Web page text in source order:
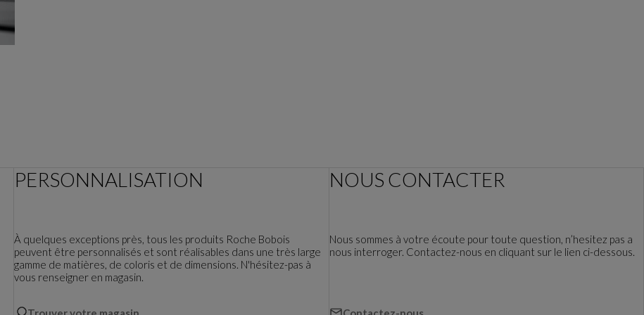
PERSONNALISATION
À quelques exceptions près, tous les produits Roche Bobois
peuvent être personnalisés et sont réalisables dans une très large
gamme de matières, de coloris et de dimensions. N'hésitez-pas à
vous renseigner en magasin.
NOUS CONTACTER
Nous sommes à votre écoute pour toute question, n’hesitez pas a
nous interroger. Contactez-nous en cliquant sur le lien ci-dessous.